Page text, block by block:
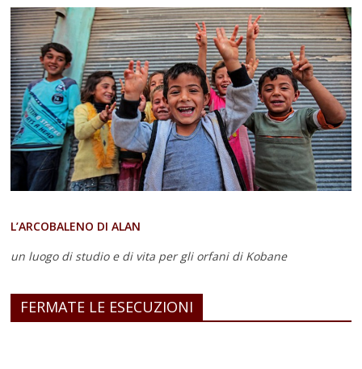
L’ARCOBALENO DI ALAN
un luogo di studio e di vita per gli orfani di Kobane
FERMATE LE ESECUZIONI